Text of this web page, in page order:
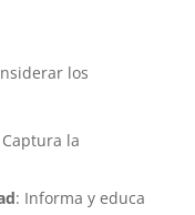
los
la
: Informa y educa